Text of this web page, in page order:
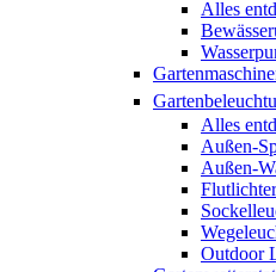
Alles
Alles
Außen-
Außen-
Flutlichter
Outdoor